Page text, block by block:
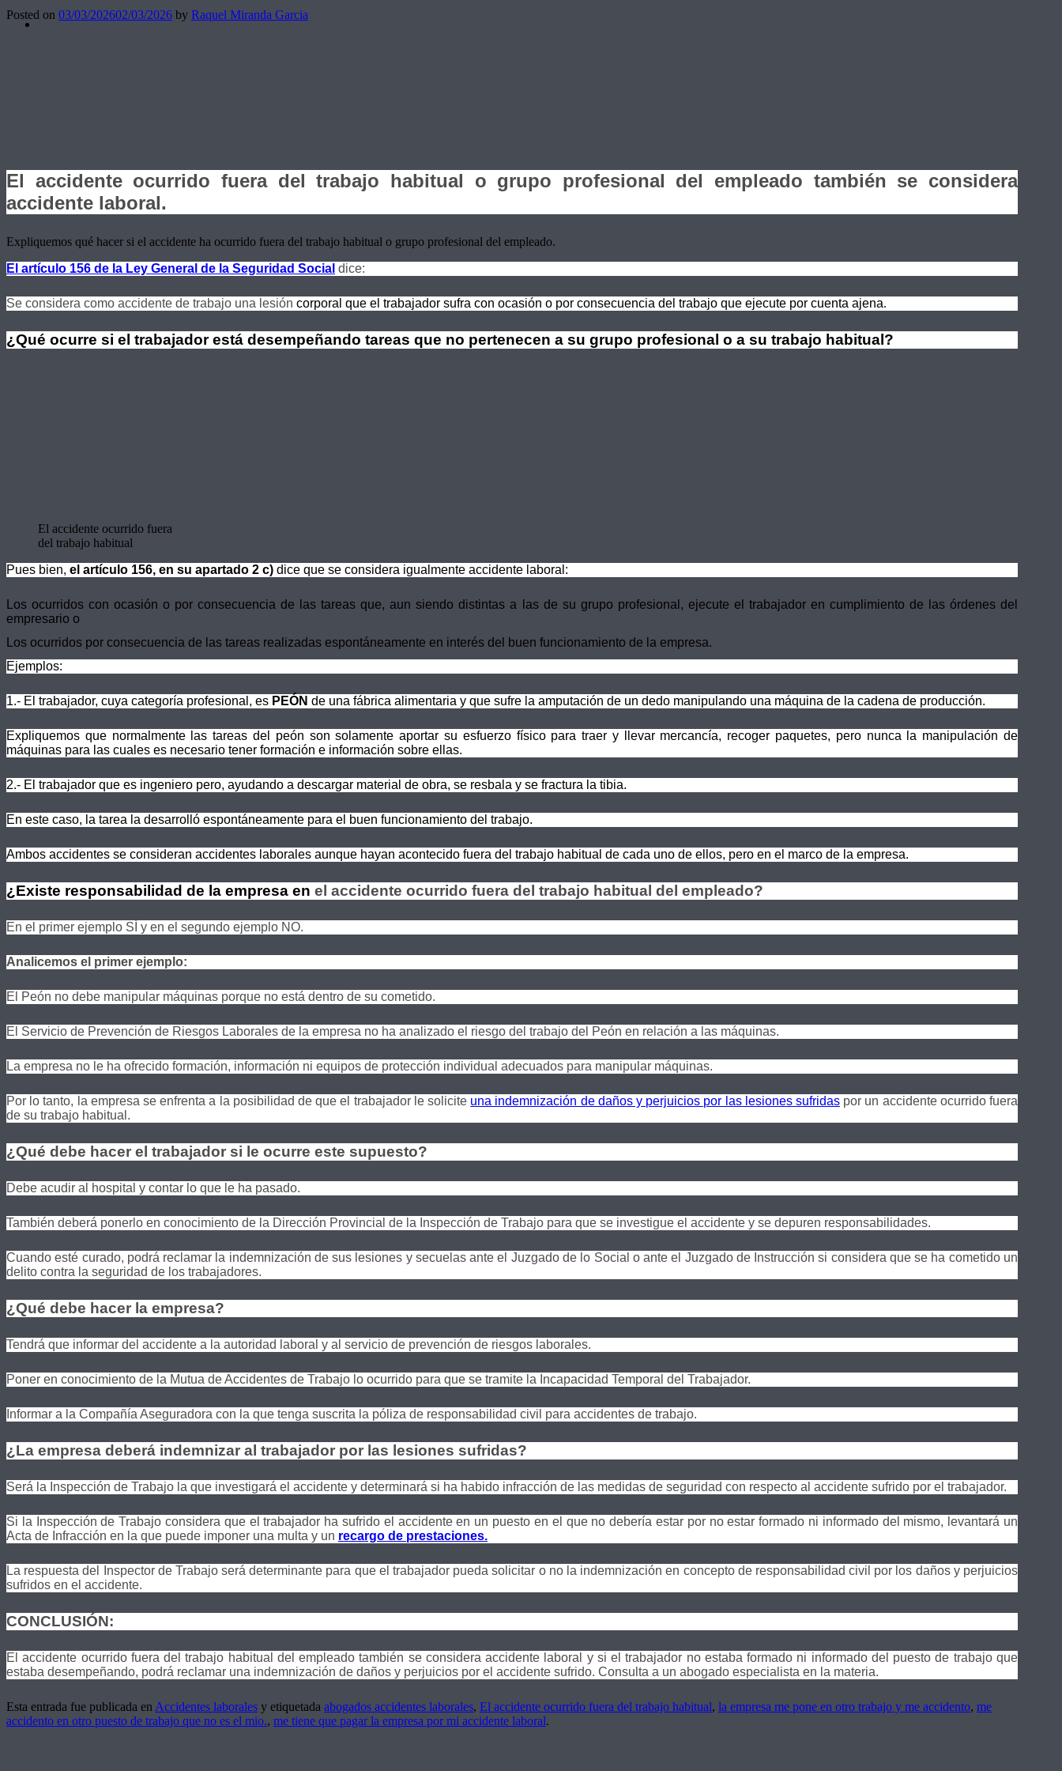
Posted on 03/03/202602/03/2026 by Raquel Miranda Garcia
El accidente ocurrido fuera del trabajo habitual o grupo profesional del empleado también se considera
accidente laboral.
Expliquemos qué hacer si el accidente ha ocurrido fuera del trabajo habitual o grupo profesional del empleado.
El artículo 156 de la Ley General de la Seguridad Social dice:
Se considera como accidente de trabajo una lesión corporal que el trabajador sufra con ocasión o por consecuencia del trabajo que ejecute por cuenta ajena.
¿Qué ocurre si el trabajador está desempeñando tareas que no pertenecen a su grupo profesional o a su trabajo habitual?
El accidente ocurrido fuera
del trabajo habitual
Pues bien, el artículo 156, en su apartado 2 c) dice que se considera igualmente accidente laboral:
Los ocurridos con ocasión o por consecuencia de las tareas que, aun siendo distintas a las de su grupo profesional, ejecute el trabajador en cumplimiento de las órdenes del
empresario o
Los ocurridos por consecuencia de las tareas realizadas espontáneamente en interés del buen funcionamiento de la empresa.
Ejemplos:
1.- El trabajador, cuya categoría profesional, es PEÓN de una fábrica alimentaria y que sufre la amputación de un dedo manipulando una máquina de la cadena de producción.
Expliquemos que normalmente las tareas del peón son solamente aportar su esfuerzo físico para traer y llevar mercancía, recoger paquetes, pero nunca la manipulación de
máquinas para las cuales es necesario tener formación e información sobre ellas.
2.- El trabajador que es ingeniero pero, ayudando a descargar material de obra, se resbala y se fractura la tibia.
En este caso, la tarea la desarrolló espontáneamente para el buen funcionamiento del trabajo.
Ambos accidentes se consideran accidentes laborales aunque hayan acontecido fuera del trabajo habitual de cada uno de ellos, pero en el marco de la empresa.
¿Existe responsabilidad de la empresa en el accidente ocurrido fuera del trabajo habitual del empleado?
En el primer ejemplo SÍ y en el segundo ejemplo NO.
Analicemos el primer ejemplo:
El Peón no debe manipular máquinas porque no está dentro de su cometido.
El Servicio de Prevención de Riesgos Laborales de la empresa no ha analizado el riesgo del trabajo del Peón en relación a las máquinas.
La empresa no le ha ofrecido formación, información ni equipos de protección individual adecuados para manipular máquinas.
Por lo tanto, la empresa se enfrenta a la posibilidad de que el trabajador le solicite una indemnización de daños y perjuicios por las lesiones sufridas por un accidente ocurrido fuera
de su trabajo habitual.
¿Qué debe hacer el trabajador si le ocurre este supuesto?
Debe acudir al hospital y contar lo que le ha pasado.
También deberá ponerlo en conocimiento de la Dirección Provincial de la Inspección de Trabajo para que se investigue el accidente y se depuren responsabilidades.
Cuando esté curado, podrá reclamar la indemnización de sus lesiones y secuelas ante el Juzgado de lo Social o ante el Juzgado de Instrucción si considera que se ha cometido un
delito contra la seguridad de los trabajadores.
¿Qué debe hacer la empresa?
Tendrá que informar del accidente a la autoridad laboral y al servicio de prevención de riesgos laborales.
Poner en conocimiento de la Mutua de Accidentes de Trabajo lo ocurrido para que se tramite la Incapacidad Temporal del Trabajador.
Informar a la Compañía Aseguradora con la que tenga suscrita la póliza de responsabilidad civil para accidentes de trabajo.
¿La empresa deberá indemnizar al trabajador por las lesiones sufridas?
Será la Inspección de Trabajo la que investigará el accidente y determinará si ha habido infracción de las medidas de seguridad con respecto al accidente sufrido por el trabajador.
Si la Inspección de Trabajo considera que el trabajador ha sufrido el accidente en un puesto en el que no debería estar por no estar formado ni informado del mismo, levantará un
Acta de Infracción en la que puede imponer una multa y un recargo de prestaciones.
La respuesta del Inspector de Trabajo será determinante para que el trabajador pueda solicitar o no la indemnización en concepto de responsabilidad civil por los daños y perjuicios
sufridos en el accidente.
CONCLUSIÓN:
El accidente ocurrido fuera del trabajo habitual del empleado también se considera accidente laboral y si el trabajador no estaba formado ni informado del puesto de trabajo que
estaba desempeñando, podrá reclamar una indemnización de daños y perjuicios por el accidente sufrido. Consulta a un abogado especialista en la materia.
Esta entrada fue publicada en Accidentes laborales y etiquetada abogados accidentes laborales, El accidente ocurrido fuera del trabajo habitual, la empresa me pone en otro trabajo y me accidento, me
accidento en otro puesto de trabajo que no es el mio., me tiene que pagar la empresa por mi accidente laboral.